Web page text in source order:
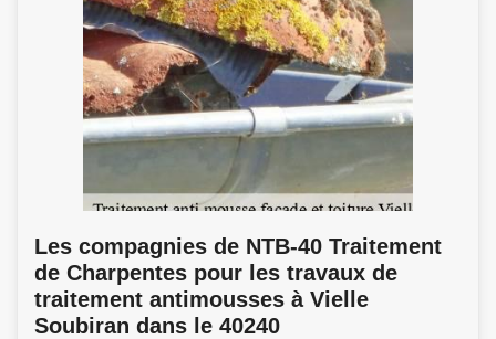
Les compagnies de NTB-40 Traitement
de Charpentes pour les travaux de
traitement antimousses à Vielle
Soubiran dans le 40240